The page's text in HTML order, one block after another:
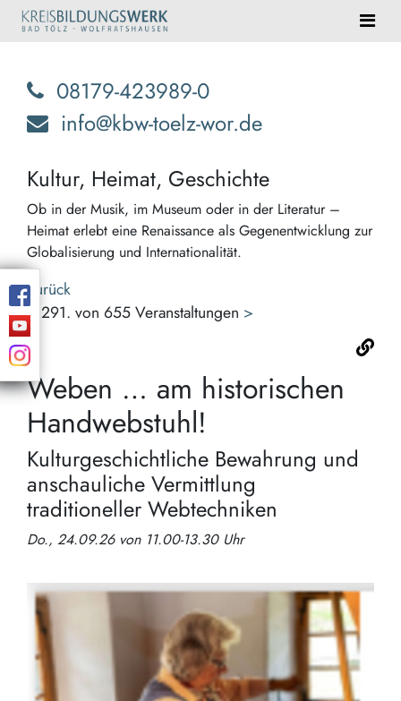
08179-423989-0
info@kbw-toelz-wor.de
Kultur, Heimat, Geschichte
Ob in der Musik, im Museum oder in der Literatur –
Heimat erlebt eine Renaissance als Gegenentwicklung zur
Globalisierung und Internationalität.
Zurück
< 291. von 655 Veranstaltungen >
Weben … am historischen
Handwebstuhl!
Kulturgeschichtliche Bewahrung und
anschauliche Vermittlung
traditioneller Webtechniken
Do., 24.09.26 von 11.00-13.30 Uhr